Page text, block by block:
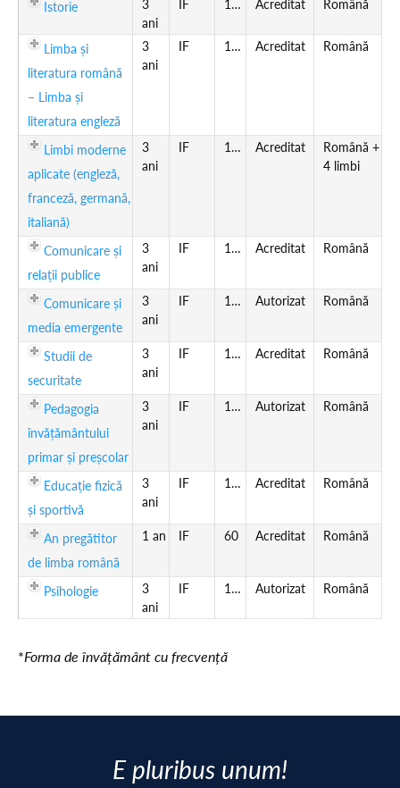
Istorie
3
ani
IF 180 Acreditat Română
Limba și
literatura română
– Limba și
literatura engleză
3
ani
IF 180 Acreditat Română
Limbi moderne
aplicate (engleză,
franceză, germană,
italiană)
3
ani
IF 180 Acreditat
Română +
4 limbi
Comunicare și
relații publice
3
ani
IF 180 Acreditat Română
Comunicare și
media emergente
3
ani
IF 180 Autorizat Română
Studii de
securitate
3
ani
IF 180 Acreditat Română
Pedagogia
învățământului
primar și preșcolar
3
ani
IF 180 Autorizat Română
Educație fizică
și sportivă
3
ani
IF 180 Acreditat Română
An pregătitor
de limba română
1 an IF 60 Acreditat Română
Psihologie
3
ani
IF 180 Autorizat Română
*Forma de învățământ cu frecvență
E pluribus unum!